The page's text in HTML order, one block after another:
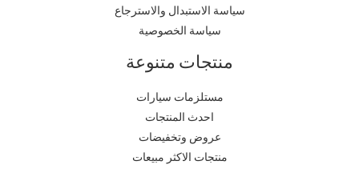
سياسة الاستبدال والاسترجاع
سياسة الخصوصية
منتجات متنوعة
مستلزمات سيارات
احدث المنتجات
عروض وتخفيضات
منتجات الاكثر مبيعات